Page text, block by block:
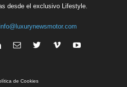
desde el exclusivo Lifestyle.
de Cookies